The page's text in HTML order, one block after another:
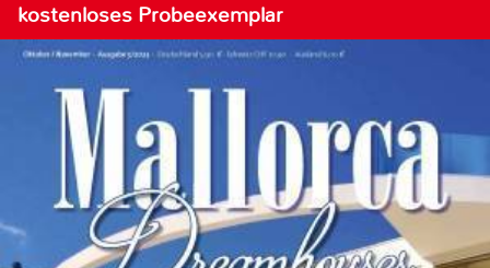
kostenloses Probeexemplar